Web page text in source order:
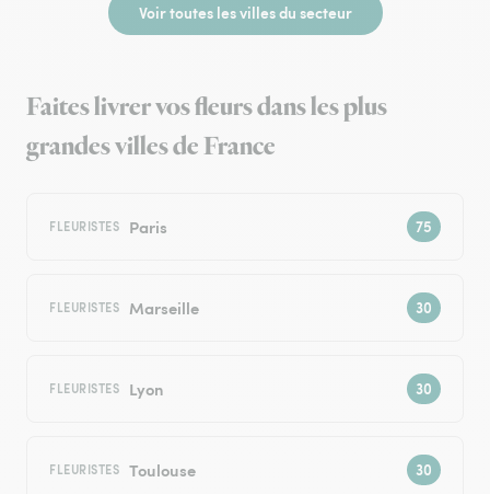
Voir toutes les villes du secteur
Faites livrer vos fleurs dans les plus
grandes villes de France
FLEURISTES Paris
FLEURISTES Marseille
FLEURISTES Lyon
FLEURISTES Toulouse